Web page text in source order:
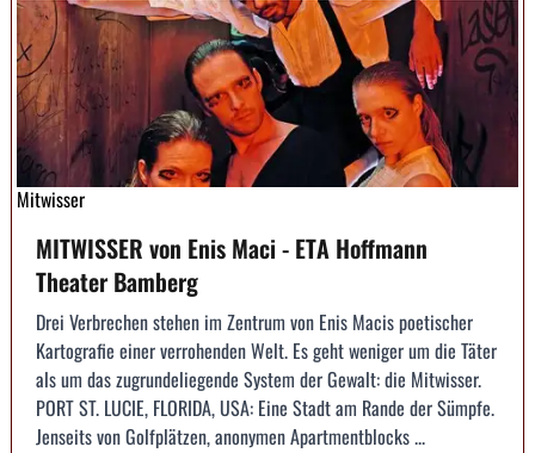
Mitwisser
MITWISSER von Enis Maci - ETA Hoffmann
Theater Bamberg
Drei Verbrechen stehen im Zentrum von Enis Macis poetischer
Kartografie einer verrohenden Welt. Es geht weniger um die Täter
als um das zugrundeliegende System der Gewalt: die Mitwisser.
PORT ST. LUCIE, FLORIDA, USA: Eine Stadt am Rande der Sümpfe.
Jenseits von Golfplätzen, anonymen Apartmentblocks ...